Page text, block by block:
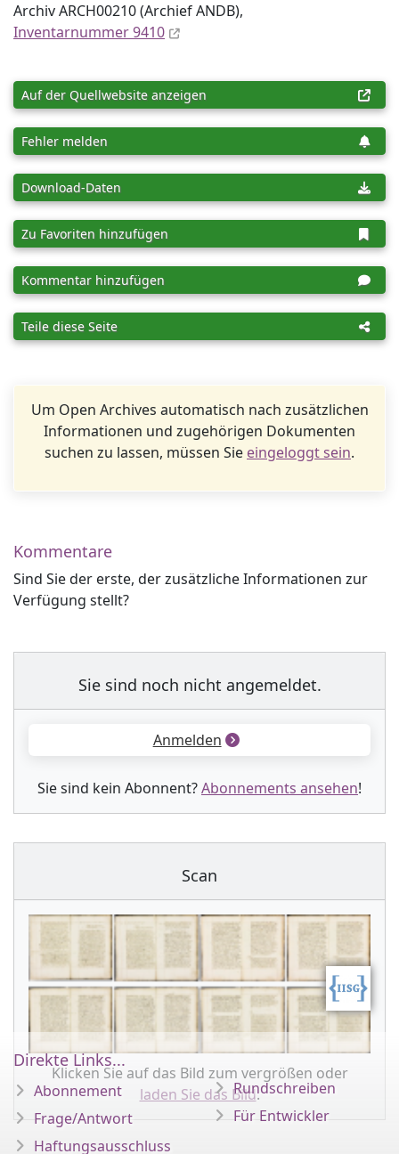
Archiv ARCH00210 (Archief ANDB),
Inventar­nummer 9410
Auf der Quellwebsite anzeigen
Fehler melden
Download-Daten
Zu Favoriten hinzufügen
Kommentar hinzufügen
Teile diese Seite
Um Open Archives automatisch nach zusätzlichen
Informationen und zugehörigen Dokumenten
suchen zu lassen, müssen Sie eingeloggt sein.
Kommentare
Sind Sie der erste, der zusätzliche Informationen zur
Verfügung stellt?
Sie sind noch nicht angemeldet.
Anmelden
Sie sind kein Abonnent?Abonnements ansehen!
Scan
Klicken Sie auf das Bild zum vergrößen oder
laden Sie das Bild.
Direkte Links...
Abonnement
Frage/Antwort
Haftungsausschluss
Rundschreiben
Für Entwickler